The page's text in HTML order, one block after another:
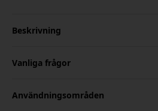
Beskrivning
Vanliga frågor
Användningsområden